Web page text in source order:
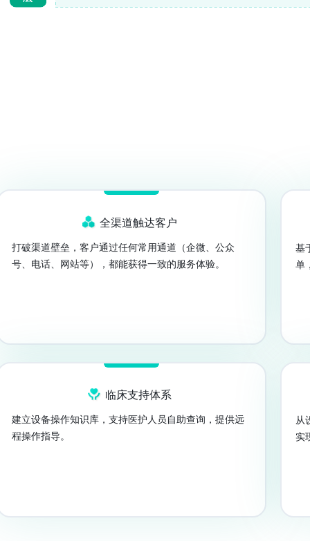
全渠道触达客户
打破渠道壁垒，客户通过任何常用通道（企微、公众
号、电话、网站等），都能获得一致的服务体验。
基
单
临床支持体系
建立设备操作知识库，支持医护人员自助查询，提供远
程操作指导。
从
实